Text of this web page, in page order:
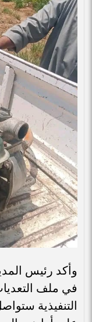
وأكد رئيس
في ملف
التنفيذية